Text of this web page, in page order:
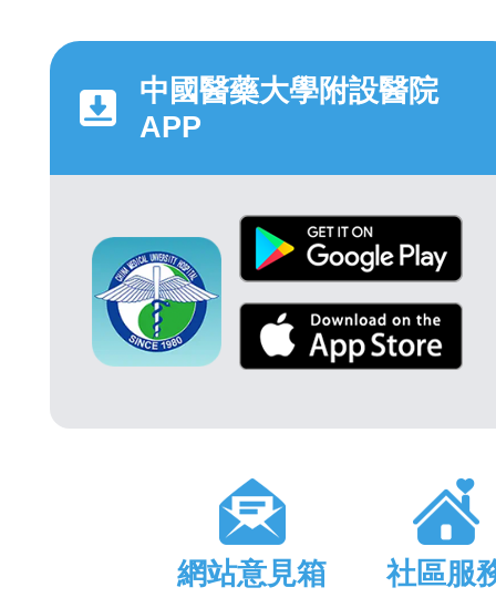
中國醫藥大學附設醫院
APP
網站意見箱 社區服